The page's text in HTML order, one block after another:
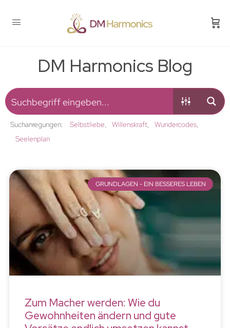
DM Harmonics Blog
Suchanregungen: Selbstliebe Willenskraft
Wundercodes
Seelenplan
GRUNDLAGEN - EIN BESSERES LEBEN
Zum Macher werden: Wie du
Gewohnheiten ändern und gute